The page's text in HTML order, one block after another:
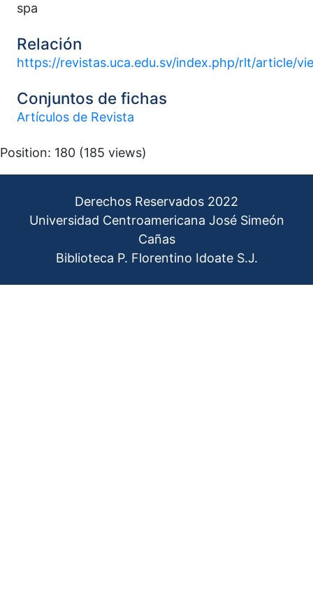
spa
Relación
https://revistas.uca.edu.sv/index.php/rlt/article/
Conjuntos de fichas
Artículos de Revista
Position: 180 (185 views)
Derechos Reservados 2022
Universidad Centroamericana José Simeón
Cañas
Biblioteca P. Florentino Idoate S.J.